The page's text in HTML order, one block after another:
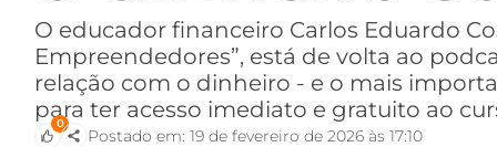
O educador financeiro Carlos Eduardo
Empreendedores”, está de volta ao
relação com o dinheiro - e o mais
para ter acesso imediato e gratuito ao
0
Postado em: 19 de fevereiro de 2026 às 17:10